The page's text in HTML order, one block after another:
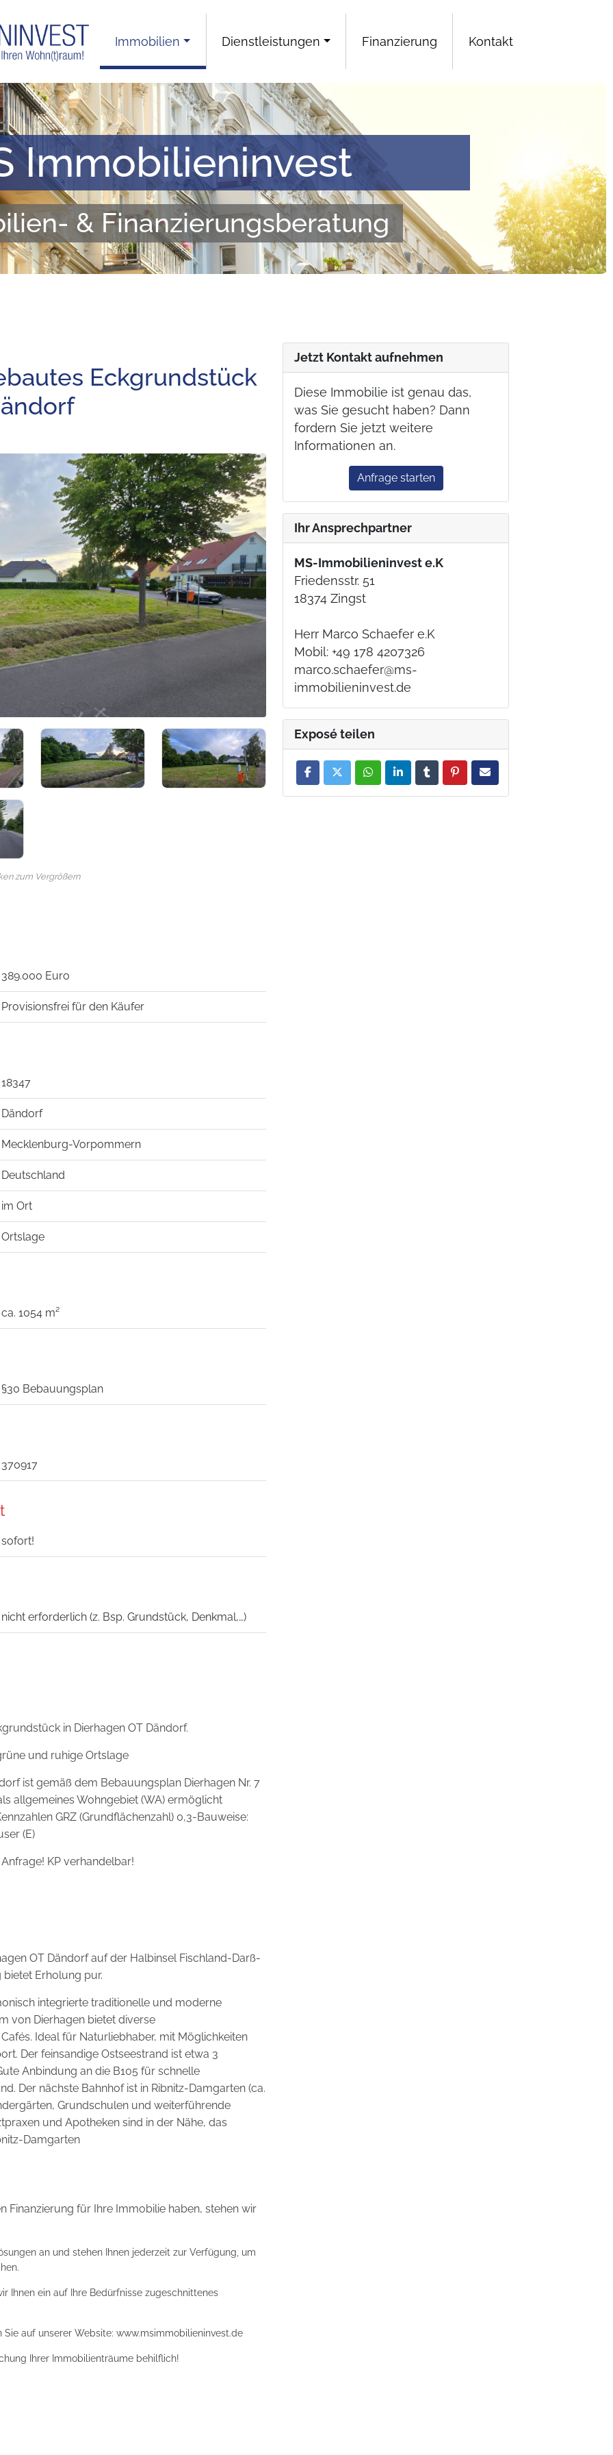
Immobilien Dienstleistungen Finanzierung Kontakt
Immobilieninvest
& Finanzierungsberatung
Eckgrundstück
zum Vergrößern
389.000 Euro
Provisionsfrei für den Käufer
18347
Dändorf
Mecklenburg-Vorpommern
Deutschland
im Ort
Ortslage
ca. 1054 m²
§30 Bebauungsplan
370917
sofort!
nicht erforderlich (z. Bsp. Grundstück, Denkmal,…)
in Dierhagen OT Dändorf.
und ruhige Ortslage
ist gemäß dem Bebauungsplan Dierhagen Nr. 7
allgemeines Wohngebiet (WA) ermöglicht
GRZ (Grundflächenzahl) 0,3-Bauweise:
(E)
KP verhandelbar!
OT Dändorf auf der Halbinsel Fischland-Darß-
Erholung pur.
integrierte traditionelle und moderne
von Dierhagen bietet diverse
Ideal für Naturliebhaber, mit Möglichkeiten
Der feinsandige Ostseestrand ist etwa 3
Anbindung an die B105 für schnelle
Der nächste Bahnhof ist in Ribnitz-Damgarten (ca.
Grundschulen und weiterführende
und Apotheken sind in der Nähe, das
Damgarten
Finanzierung für Ihre Immobilie haben, stehen wir
an und stehen Ihnen jederzeit zur Verfügung, um
Ihnen ein auf Ihre Bedürfnisse zugeschnittenes
auf unserer Website: www.msimmobilieninvest.de
Ihrer Immobilienträume behilflich!
Jetzt Kontakt aufnehmen
Diese Immobilie ist genau das,
was Sie gesucht haben? Dann
fordern Sie jetzt weitere
Informationen an.
Anfrage starten
Ihr Ansprechpartner
MS-Immobilieninvest e.K
Friedensstr. 51
18374 Zingst
Herr Marco Schaefer e.K
Mobil: +49 178 4207326
marco.schaefer@ms-
immobilieninvest.de
Exposé teilen